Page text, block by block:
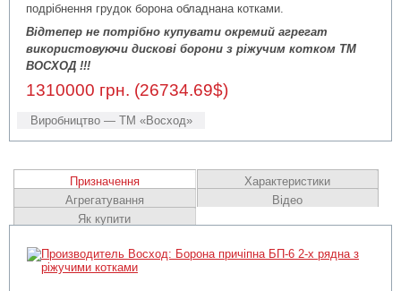
подрібнення грудок борона обладнана котками.
Відтепер не потрібно купувати окремий агрегат
використовуючи дискові борони з ріжучим котком ТМ
ВОСХОД !!!
1310000 грн. (26734.69$)
Виробництво — ТМ «Восход»
Призначення
Характеристики
Агрегатування
Відео
Як купити